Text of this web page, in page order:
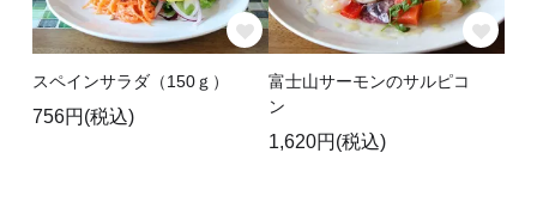
スペインサラダ（150ｇ）
756円(税込)
富士山サーモンのサルピコ
ン
1,620円(税込)